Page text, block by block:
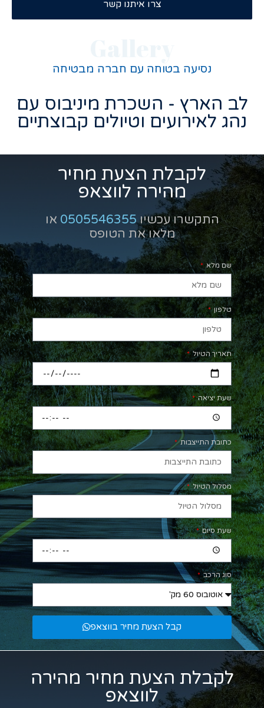
צרו איתנו קשר
נסיעה בטוחה עם חברה מבטיחה
לב הארץ - השכרת מיניבוס עם
נהג לאירועים וטיולים קבוצתיים
לקבלת הצעת מחיר
מהירה לווצאפ
התקשרו עכשיו0505546355 או
מלאו את הטופס
שם מלא
טלפון
תאריך הטיול
שעת יציאה
כתובת התייצבות
מסלול הטיול
שעת סיום
סוג הרכב
קבל הצעת מחיר בווצאפ
לקבלת הצעת מחיר מהירה
לווצאפ